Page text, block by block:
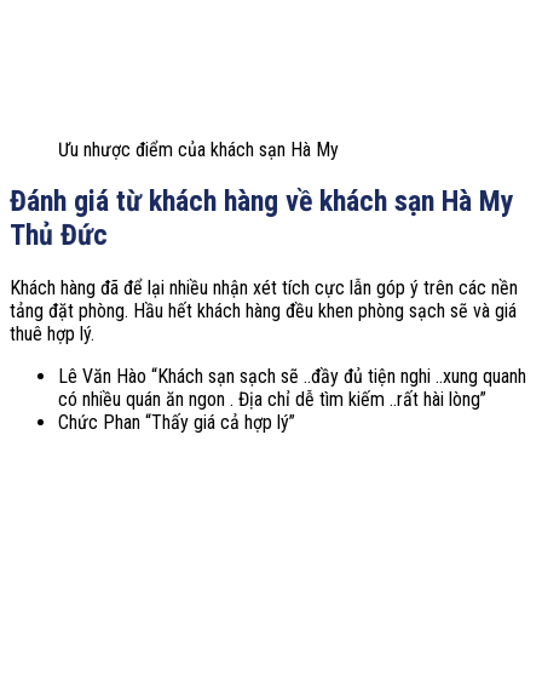
Ưu nhược điểm của khách sạn Hà My
Đánh giá từ khách hàng về khách sạn Hà My
Thủ Đức
Khách hàng đã để lại nhiều nhận xét tích cực lẫn góp ý trên các nền
tảng đặt phòng. Hầu hết khách hàng đều khen phòng sạch sẽ và giá
thuê hợp lý.
Lê Văn Hào “Khách sạn sạch sẽ ..đầy đủ tiện nghi ..xung quanh
có nhiều quán ăn ngon . Địa chỉ dễ tìm kiếm ..rất hài lòng”
Chức Phan “Thấy giá cả hợp lý”